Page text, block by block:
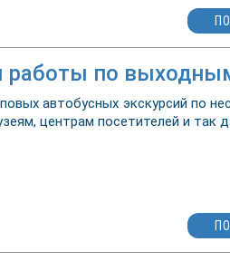
работы по
автобусных экскурсий по
центрам посетителей и так